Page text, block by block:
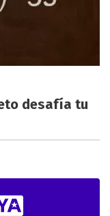
desafía tu